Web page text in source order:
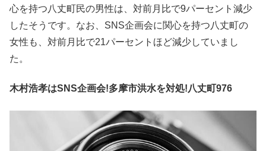
心を持つ八丈町民の男性は、対前月比で9パーセント減少
したそうです。なお、SNS企画会に関心を持つ八丈町の
女性も、対前月比で21パーセントほど減少していまし
た。
木村浩孝はSNS企画会!多摩市洪水を対処!八丈町976